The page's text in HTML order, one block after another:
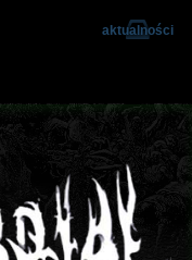
aktualności